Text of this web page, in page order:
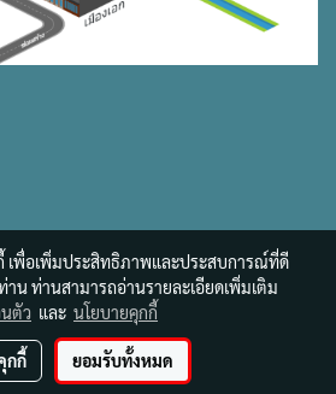
เพื่อเพิ่มประสิทธิภาพและประสบการณ์ที่ดี
าน ท่านสามารถอ่านรายละเอียดเพิ่มเติม
ตัว และ นโยบายคุกกี้
กกี้ ยอมรับทั้งหมด